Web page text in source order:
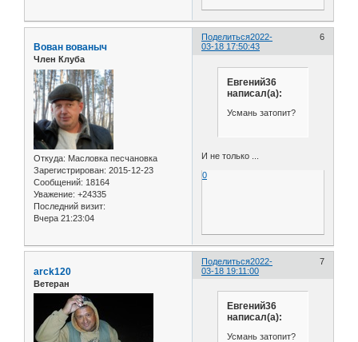
Поделиться 6
2022-
03-18 17:50:43
Вован вованыч
Член Клуба
Откуда: Масловка песчановка
Зарегистрирован: 2015-12-23
Сообщений: 18164
Уважение: +24335
Последний визит:
Вчера 21:23:04
Евгений36
написал(а):
Усмань затопит?
И не только ...
0
Поделиться 7
2022-
03-18 19:11:00
arck120
Ветеран
Евгений36
написал(а):
Усмань затопит?